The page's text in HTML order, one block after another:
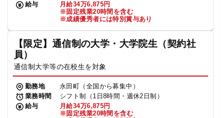
給与
月給34万6,875円
※固定残業20時間を含む
※成績優秀者には特別賞与あり
【限定】通信制の大学・大学院生（契約社
員）
通信制大学等の在校生を対象
勤務地
永田町（全国から募集中）
業務時間
シフト制（1日8時間・週休2日制）
給与
月給34万6,875円
※固定残業20時間を含む